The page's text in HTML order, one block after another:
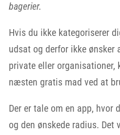
bagerier.
Hvis du ikke kategoriserer
udsat og derfor ikke ønsker
private eller organisationer,
næsten gratis mad ved at
Der er tale om en app, hvor
og den ønskede radius. Det